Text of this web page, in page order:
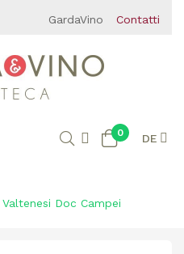
GardaVino Contatti
0 DE
Doc Campei